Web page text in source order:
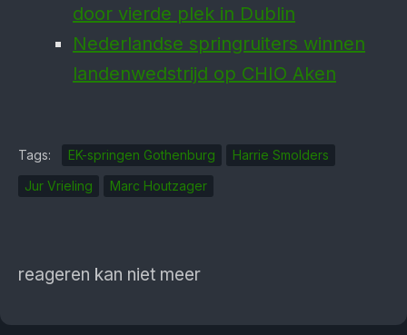
door vierde plek in Dublin
Nederlandse springruiters winnen
landenwedstrijd op CHIO Aken
Tags: EK-springen Gothenburg
Harrie Smolders
Jur Vrieling
Marc Houtzager
reageren kan niet meer